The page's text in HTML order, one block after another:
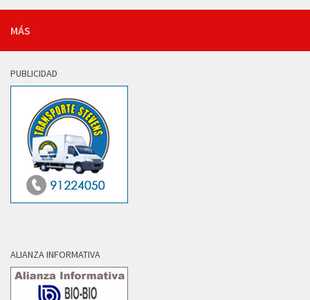
MÁS
PUBLICIDAD
ALIANZA INFORMATIVA